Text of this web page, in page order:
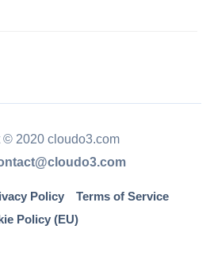
© 2020 cloudo3.com
Policy
Terms of Service
Policy (EU)